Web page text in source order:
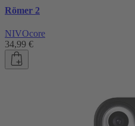
Römer 2
NIVOcore
34,99 €